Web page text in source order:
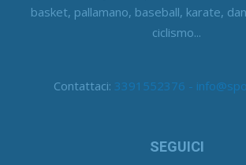
basket, pallamano, baseball, karate,
ciclismo...
Contattaci: 3391552376 -
SEGUICI